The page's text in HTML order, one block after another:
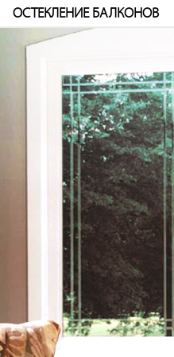
ОСТЕКЛЕНИЕ БАЛКОНОВ